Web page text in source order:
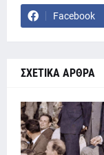
Facebook
ΣΧΕΤΙΚΑ ΑΡΘΡΑ